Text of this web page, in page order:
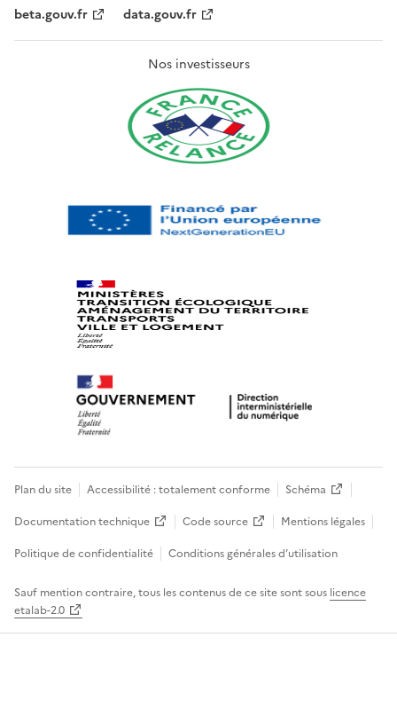
beta.gouv.fr
data.gouv.fr
Nos investisseurs
Plan du site Accessibilité : totalement conforme
Schéma
Documentation technique
Code source
Mentions légales
Politique de confidentialité
Conditions générales d’utilisation
Sauf mention contraire, tous les contenus de ce site sont sous licence
etalab-2.0